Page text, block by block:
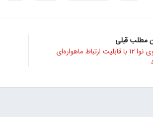
مطلب قبلی
سری هواوی نوا 12 با قابلیت ارتباط ماهواره‌ای